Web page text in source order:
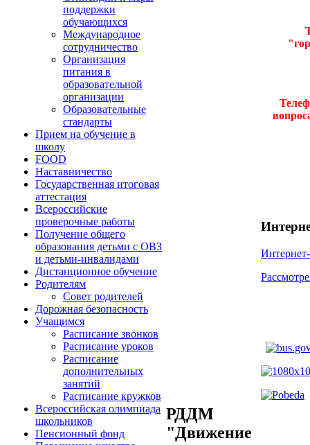
поддержки
обучающихся
Международное
сотрудничество
Организация
питания в
образовательной
организации
Образовательные
стандарты
Прием на обучение в
школу
FOOD
Наставничество
Государственная итоговая
аттестация
Всероссийские
проверочные работы
Получение общего
образования детьми с ОВЗ
и детьми-инвалидами
Дистанционное обучение
Родителям
Совет родителей
Дорожная безопасность
Учащимся
Расписание звонков
Расписание уроков
Расписание
дополнительных
занятий
Расписание кружков
Всероссийская олимпиада
школьников
Пенсионный фонд
РДДМ
"Движение